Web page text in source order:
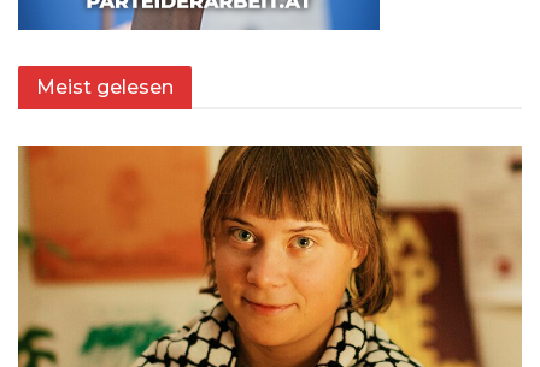
Meist gelesen